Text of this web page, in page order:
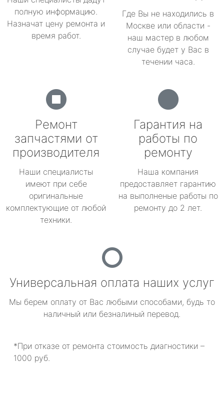
полную информацию.
Назначат цену ремонта и
время работ.
Где Вы не находились в
Москве или области -
наш мастер в любом
случае будет у Вас в
течении часа.
Ремонт
запчастями от
производителя
Наши специалисты
имеют при себе
оригинальные
комплектующие от любой
техники.
Гарантия на
работы по
ремонту
Наша компания
предоставляет гарантию
на выполненые работы по
ремонту до 2 лет.
Универсальная оплата наших услуг
Мы берем оплату от Вас любыми способами, будь то
наличный или безналиный перевод.
*При отказе от ремонта стоимость диагностики –
1000 руб.